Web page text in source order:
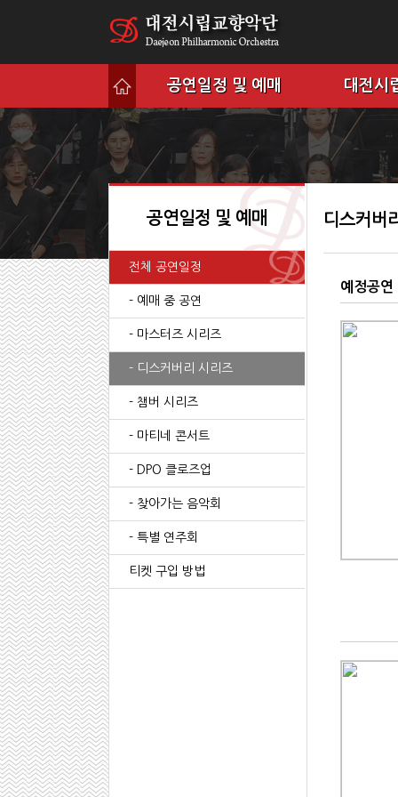
공연일정 및 예매 대전시
공연일정 및 예매
전체 공연일정
- 예매 중 공연
- 마스터즈 시리즈
- 디스커버리 시리즈
- 챔버 시리즈
- 마티네 콘서트
- DPO 클로즈업
- 찾아가는 음악회
- 특별 연주회
티켓 구입 방법
디스커버
예정공연